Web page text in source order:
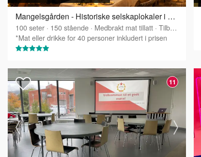
Mangelsgården - Historiske selskaplokaler i Oslo sentrum
100seter · 150stående · Medbrakt mat tillatt · Tilbyr servering
*Mat eller drikke for 40 personer inkludert i prisen
11